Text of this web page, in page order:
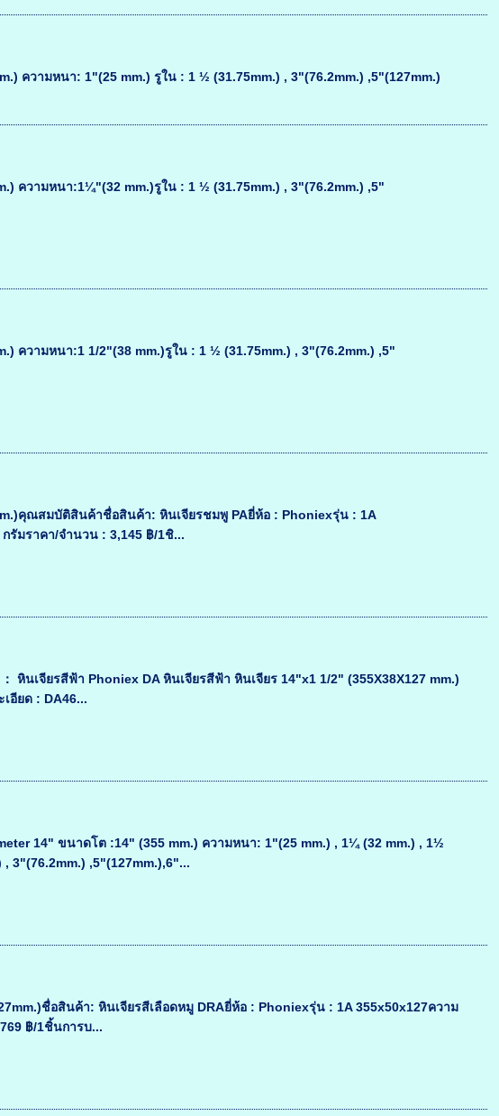
ความหนา: 1"(25 mm.) รูใน : 1 ½ (31.75mm.) , 3"(76.2mm.) ,5"(127mm.)
ความหนา:1¼"(32 mm.)รูใน : 1 ½ (31.75mm.) , 3"(76.2mm.) ,5"
ความหนา:1 1/2"(38 mm.)รูใน : 1 ½ (31.75mm.) , 3"(76.2mm.) ,5"
คุณสมบัติสินค้าชื่อสินค้า: หินเจียรชมพู PAยี่ห้อ : Phoniexรุ่น : 1A
รัมราคา/จำนวน : 3,145 ฿/1ชิ...
หินเจียรสีฟ้า Phoniex DA หินเจียรสีฟ้า หินเจียร 14"x1 1/2" (355X38X127 mm.)
อียด : DA46...
14" ขนาดโต :14" (355 mm.) ความหนา: 1"(25 mm.) , 1¼ (32 mm.) , 1½
3"(76.2mm.) ,5"(127mm.),6"...
ชื่อสินค้า: หินเจียรสีเลือดหมู DRAยี่ห้อ : Phoniexรุ่น : 1A 355x50x127ความ
฿/1ชิ้นการบ...